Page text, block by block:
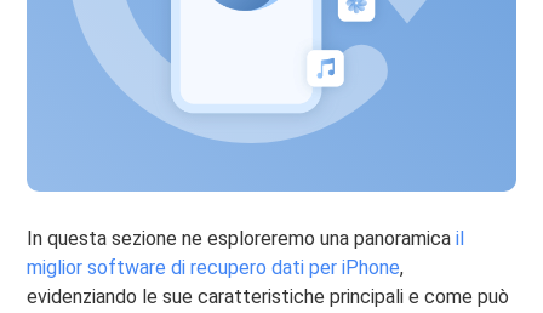
In questa sezione ne esploreremo una panoramicail
miglior software di recupero dati per iPhone,
evidenziando le sue caratteristiche principali e come può